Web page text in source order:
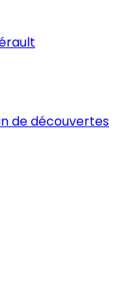
de découvertes